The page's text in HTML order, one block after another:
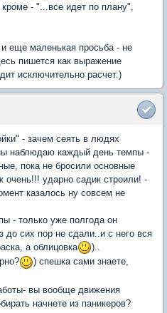
- "...все идет по плану",
еще маленькая просьба - не
пишется как выражение
исключительно расчет.)
- зачем сеять в людях
наблюдаю каждый день темпы -
пока не бросили основные
очень!!! ударно садик строили! -
казалось ну совсем не
- только уже полгода он
до сих пор не сдали..и с него вся
а облицовка
)..
) спешка сами знаете,
вы вообще движения
начнете из паникеров?